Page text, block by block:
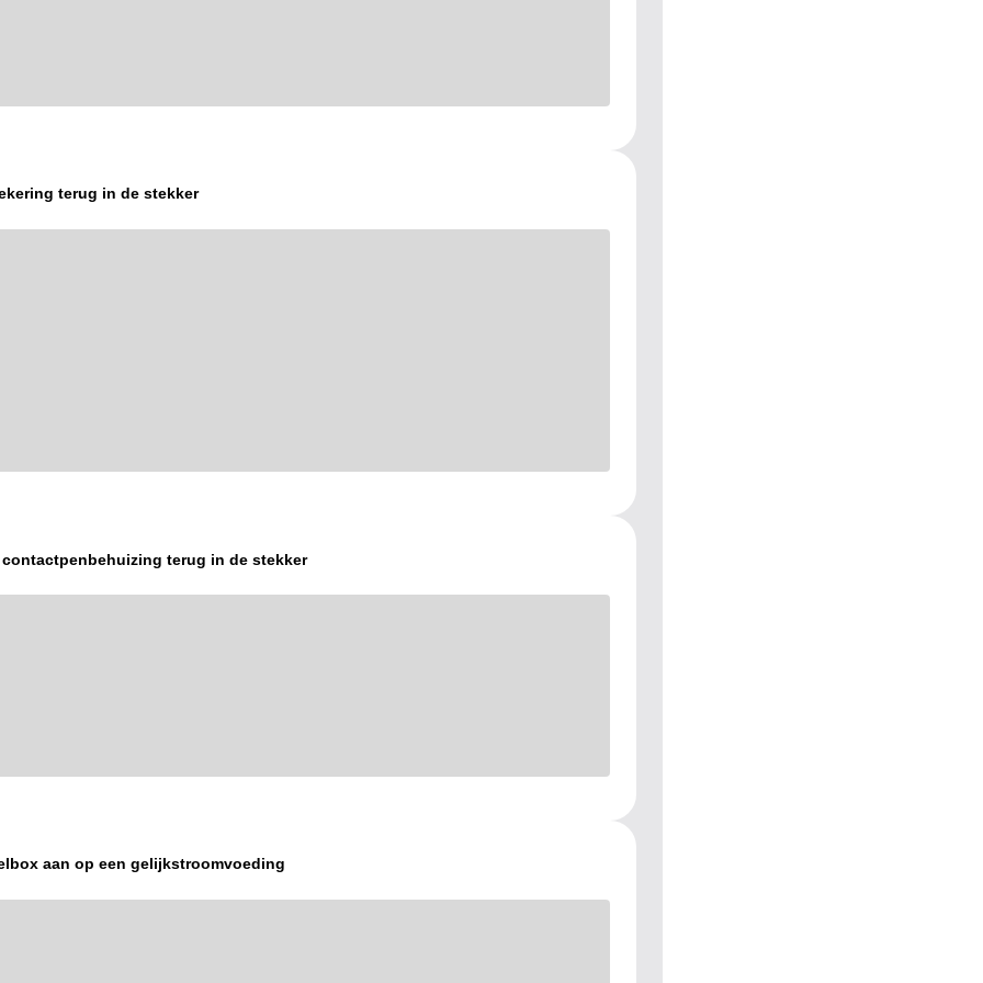
terug in de stekker
terug in de stekker
aan op een gelijkstroomvoeding